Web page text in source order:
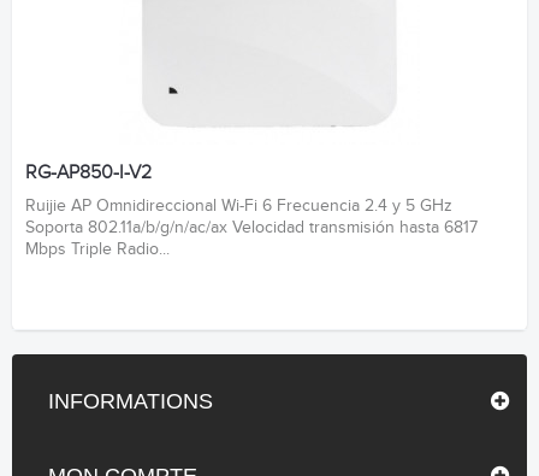
RG-AP850-I-V2
Ruijie AP Omnidireccional Wi-Fi 6 Frecuencia 2.4 y 5 GHz
Soporta 802.11a/b/g/n/ac/ax Velocidad transmisión hasta 6817
Mbps Triple Radio...
INFORMATIONS